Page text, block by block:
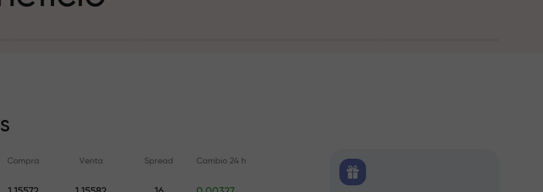
Compra Venta Spread Cambio 24 h